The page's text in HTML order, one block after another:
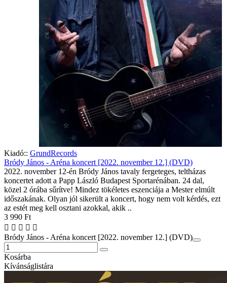
Kiadó:: GrundRecords
Bródy János - Aréna koncert [2022. november 12.] (DVD)
2022. november 12-én Bródy János tavaly fergeteges, teltházas
koncertet adott a Papp László Budapest Sportarénában. 24 dal,
közel 2 órába sűrítve! Mindez tökéletes eszenciája a Mester elmúlt
időszakának. Olyan jól sikerült a koncert, hogy nem volt kérdés, ezt
az estét meg kell osztani azokkal, akik ..
3 990 Ft
Bródy János - Aréna koncert [2022. november 12.] (DVD)
Kosárba
Kívánságlistára